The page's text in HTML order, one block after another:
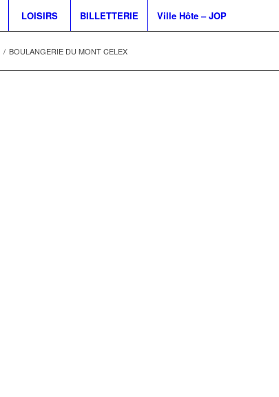
LOISIRS BILLETTERIE Ville Hôte – JOP
/ BOULANGERIE DU MONT CELEX